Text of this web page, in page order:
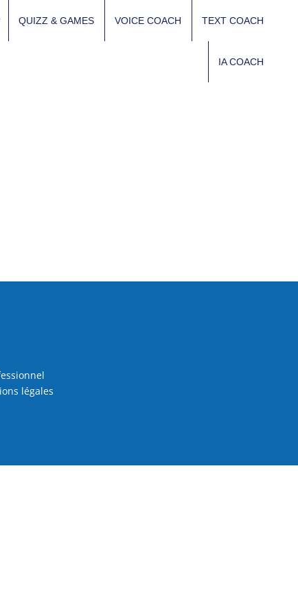
QUIZZ & GAMES VOICE COACH TEXT COACH
IA COACH
légales